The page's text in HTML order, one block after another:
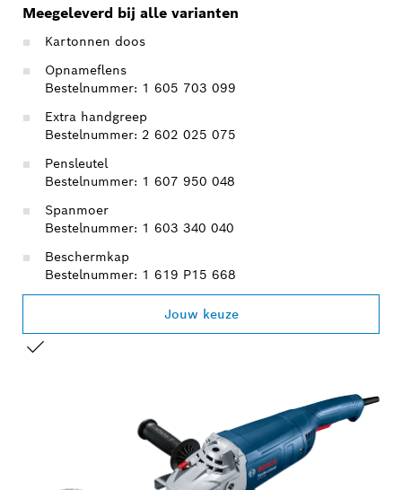
Meegeleverd bij alle varianten
Kartonnen doos
Opnameflens
Bestelnummer: 1 605 703 099
Extra handgreep
Bestelnummer: 2 602 025 075
Pensleutel
Bestelnummer: 1 607 950 048
Spanmoer
Bestelnummer: 1 603 340 040
Beschermkap
Bestelnummer: 1 619 P15 668
Jouw keuze